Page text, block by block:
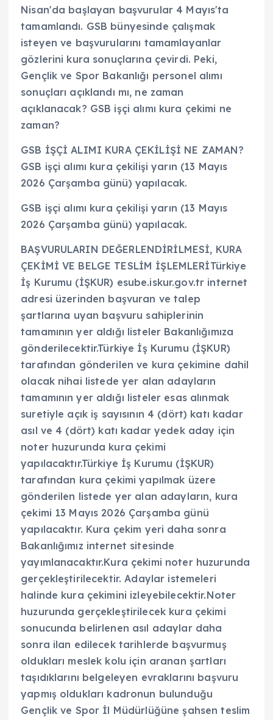
Nisan'da başlayan başvurular 4 Mayıs'ta
tamamlandı. GSB bünyesinde çalışmak
isteyen ve başvurularını tamamlayanlar
gözlerini kura sonuçlarına çevirdi. Peki,
Gençlik ve Spor Bakanlığı personel alımı
sonuçları açıklandı mı, ne zaman
açıklanacak? GSB işçi alımı kura çekimi ne
zaman?
GSB İŞÇİ ALIMI KURA ÇEKİLİŞİ NE ZAMAN?
GSB işçi alımı kura çekilişi yarın (13 Mayıs
2026 Çarşamba günü) yapılacak.
GSB işçi alımı kura çekilişi yarın (13 Mayıs
2026 Çarşamba günü) yapılacak.
BAŞVURULARIN DEĞERLENDİRİLMESİ, KURA
ÇEKİMİ VE BELGE TESLİM İŞLEMLERİTürkiye
İş Kurumu (İŞKUR) esube.iskur.gov.tr internet
adresi üzerinden başvuran ve talep
şartlarına uyan başvuru sahiplerinin
tamamının yer aldığı listeler Bakanlığımıza
gönderilecektir.Türkiye İş Kurumu (İŞKUR)
tarafından gönderilen ve kura çekimine dahil
olacak nihai listede yer alan adayların
tamamının yer aldığı listeler esas alınmak
suretiyle açık iş sayısının 4 (dört) katı kadar
asıl ve 4 (dört) katı kadar yedek aday için
noter huzurunda kura çekimi
yapılacaktır.Türkiye İş Kurumu (İŞKUR)
tarafından kura çekimi yapılmak üzere
gönderilen listede yer alan adayların, kura
çekimi 13 Mayıs 2026 Çarşamba günü
yapılacaktır. Kura çekim yeri daha sonra
Bakanlığımız internet sitesinde
yayımlanacaktır.Kura çekimi noter huzurunda
gerçekleştirilecektir. Adaylar istemeleri
halinde kura çekimini izleyebilecektir.Noter
huzurunda gerçekleştirilecek kura çekimi
sonucunda belirlenen asıl adaylar daha
sonra ilan edilecek tarihlerde başvurmuş
oldukları meslek kolu için aranan şartları
taşıdıklarını belgeleyen evraklarını başvuru
yapmış oldukları kadronun bulunduğu
Gençlik ve Spor İl Müdürlüğüne şahsen teslim